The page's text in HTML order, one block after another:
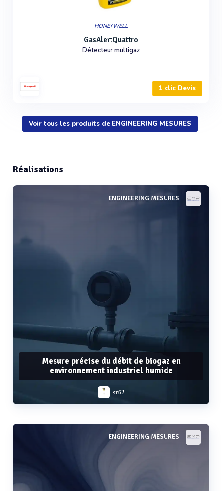
HONEYWELL
GasAlertQuattro
Détecteur multigaz
1 clic Devis
Voir tous les produits de ENGINEERING MESURES
Réalisations
ENGINEERING MESURES
Mesure précise du débit de biogaz en
environnement industriel humide
st51
Voir plus
ENGINEERING MESURES